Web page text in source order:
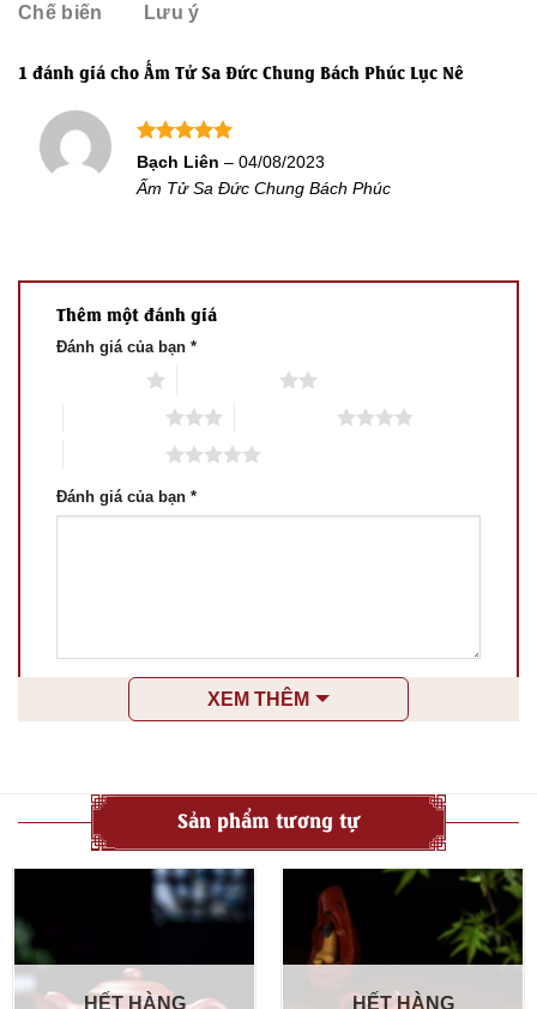
Chế biến Lưu ý
1 đánh giá cho Ấm Tử Sa Đức Chung Bách Phúc Lục Nê
Được xếp
hạng
sao
Bạch Liên– 04/08/2023
Ấm Tử Sa Đức Chung Bách Phúc
Thêm một đánh giá
Đánh giá của bạn *
Đánh giá của bạn *
Email*
Lưu tên của tôi, email, và trang web trong trình
duyệt này cho lần bình luận kế tiếp của tôi.
XEM THÊM
Sản phẩm tương tự
HẾT HÀNG HẾT HÀNG